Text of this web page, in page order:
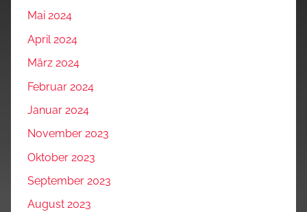
Mai 2024
April 2024
März 2024
Februar 2024
Januar 2024
November 2023
Oktober 2023
September 2023
August 2023